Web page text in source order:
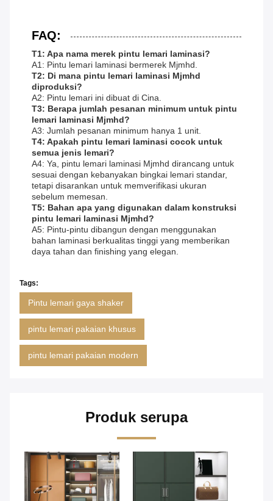
FAQ:
T1: Apa nama merek pintu lemari laminasi?
A1: Pintu lemari laminasi bermerek Mjmhd.
T2: Di mana pintu lemari laminasi Mjmhd
diproduksi?
A2: Pintu lemari ini dibuat di Cina.
T3: Berapa jumlah pesanan minimum untuk pintu
lemari laminasi Mjmhd?
A3: Jumlah pesanan minimum hanya 1 unit.
T4: Apakah pintu lemari laminasi cocok untuk
semua jenis lemari?
A4: Ya, pintu lemari laminasi Mjmhd dirancang untuk
sesuai dengan kebanyakan bingkai lemari standar,
tetapi disarankan untuk memverifikasi ukuran
sebelum memesan.
T5: Bahan apa yang digunakan dalam konstruksi
pintu lemari laminasi Mjmhd?
A5: Pintu-pintu dibangun dengan menggunakan
bahan laminasi berkualitas tinggi yang memberikan
daya tahan dan finishing yang elegan.
Tags:
Pintu lemari gaya shaker
pintu lemari pakaian khusus
pintu lemari pakaian modern
Produk serupa